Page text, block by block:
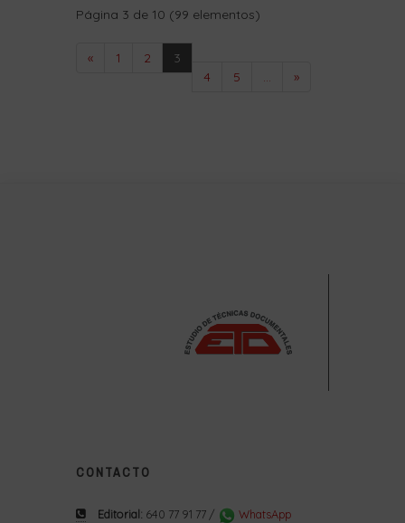
Página 3 de 10 (99 elementos)
« 1 2
3
4
5 ... »
CONTACTO
Editorial: 640 77 91 77 /
WhatsApp